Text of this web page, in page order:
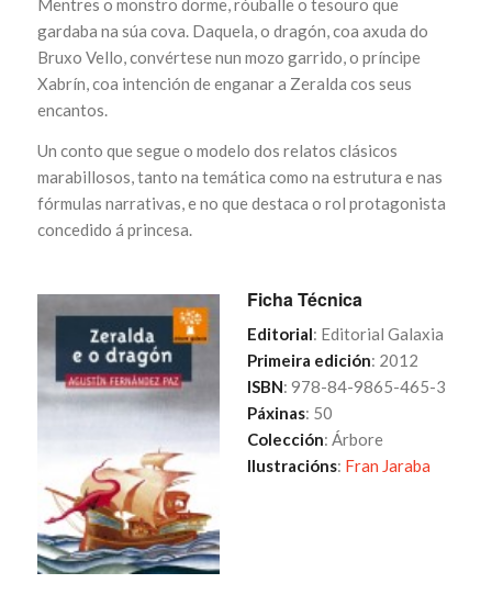
Ficha Técnica
Editorial: Editorial Galaxia
Primeira edición: 2012
ISBN: 978-84-9865-465-3
Páxinas: 50
Colección: Árbore
Ilustracións: Fran Jaraba
Mentres o monstro dorme, róuballe o tesouro que
gardaba na súa cova. Daquela, o dragón, coa axuda do
Bruxo Vello, convértese nun mozo garrido, o príncipe
Xabrín, coa intención de enganar a Zeralda cos seus
encantos.
Un conto que segue o modelo dos relatos clásicos
marabillosos, tanto na temática como na estrutura e nas
fórmulas narrativas, e no que destaca o rol protagonista
concedido á princesa.